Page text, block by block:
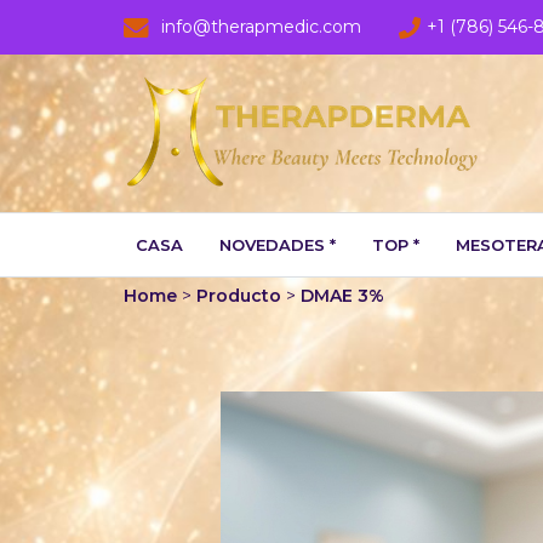
info@therapmedic.com +1 (786)
CASA NOVEDADES * TOP *
Home > Producto > DMAE 3%